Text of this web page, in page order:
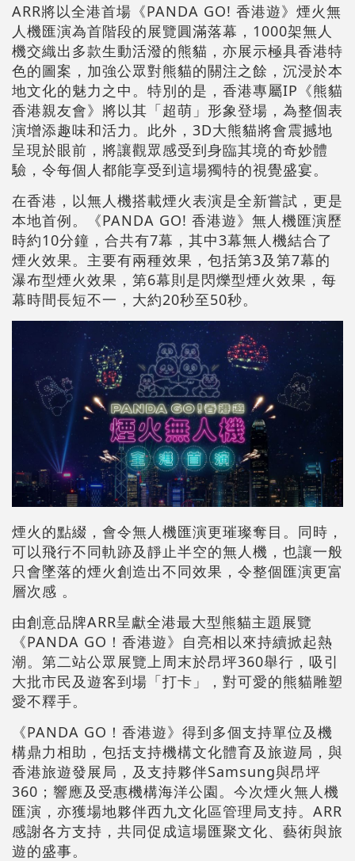
ARR將以全港首場《PANDA GO! 香港遊》煙火無
人機匯演為首階段的展覽圓滿落幕，1000架無人
機交織出多款生動活潑的熊貓，亦展示極具香港特
色的圖案，加強公眾對熊貓的關注之餘，沉浸於本
地文化的魅力之中。特別的是，香港專屬IP《熊貓
香港親友會》將以其「超萌」形象登場，為整個表
演增添趣味和活力。此外，3D大熊貓將會震撼地
呈現於眼前，將讓觀眾感受到身臨其境的奇妙體
驗，令每個人都能享受到這場獨特的視覺盛宴。
在香港，以無人機搭載煙火表演是全新嘗試，更是
本地首例。《PANDA GO! 香港遊》無人機匯演歷
時約10分鐘，合共有7幕，其中3幕無人機結合了
煙火效果。主要有兩種效果，包括第3及第7幕的
瀑布型煙火效果，第6幕則是閃爍型煙火效果，每
幕時間長短不一，大約20秒至50秒。
煙火的點綴，會令無人機匯演更璀璨奪目。同時，
可以飛行不同軌跡及靜止半空的無人機，也讓一般
只會墜落的煙火創造出不同效果，令整個匯演更富
層次感 。
由創意品牌ARR呈獻全港最大型熊貓主題展覽
《PANDA GO！香港遊》自亮相以來持續掀起熱
潮。第二站公眾展覽上周末於昂坪360舉行，吸引
大批市民及遊客到場「打卡」，對可愛的熊貓雕塑
愛不釋手。
《PANDA GO！香港遊》得到多個支持單位及機
構鼎力相助，包括支持機構文化體育及旅遊局，與
香港旅遊發展局，及支持夥伴Samsung與昂坪
360；響應及受惠機構海洋公園。今次煙火無人機
匯演，亦獲場地夥伴西九文化區管理局支持。ARR
感謝各方支持，共同促成這場匯聚文化、藝術與旅
遊的盛事。